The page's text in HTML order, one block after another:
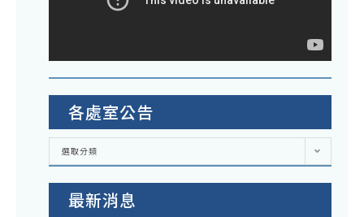
各處室公告
各
室
選取分類
最新消息